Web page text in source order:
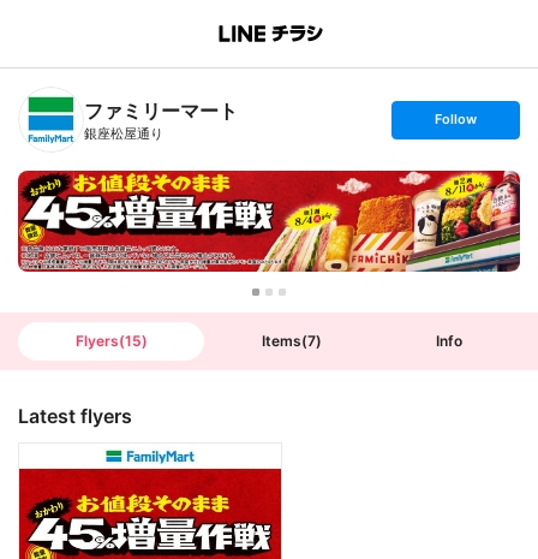
B
n
T
ファミリーマート
銀座松屋通り
s
t
o
l
l
o
w
Follow
Flyers(15) Items(7) Info
Latest flyers